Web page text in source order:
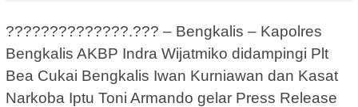
??????????????.??? – Bengkalis – Kapolres
Bengkalis AKBP Indra Wijatmiko didampingi Plt
Bea Cukai Bengkalis Iwan Kurniawan dan Kasat
Narkoba Iptu Toni Armando gelar Press Release